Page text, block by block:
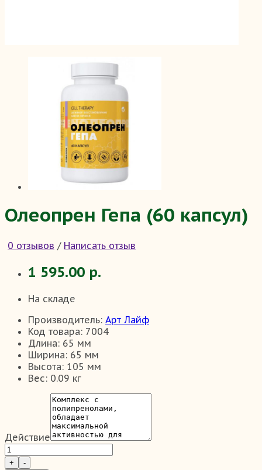
Олеопрен Гепа (60 капсул)
0 отзывов / Написать отзыв
1 595.00 р.
На складе
Производитель: Арт Лайф
Код товара: 7004
Длина: 65 мм
Ширина: 65 мм
Высота: 105 мм
Вес: 0.09 кг
Действие